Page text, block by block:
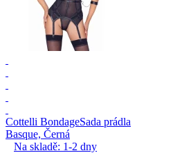
Cottelli BondageSada prádla
Basque, Černá
Na skladě: 1-2 dny